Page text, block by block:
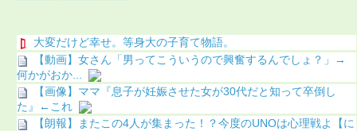
大変だけど幸せ。等身大の子育て物語。
【動画】女さん「男ってこういうので興奮するんでしょ？」→
何かがおか...
【画像】ママ『息子が妊娠させた女が30代だと知って卒倒し
た』←これ
【朗報】またこの4人が集まった！？今度のUNOは心理戦よ【に